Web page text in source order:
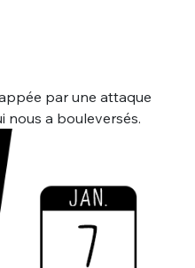
par une attaque
nous a bouleversés.